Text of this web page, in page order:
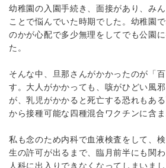
幼稚園の入園手続き、面接があり、み
ことで悩んでいた時期でした。幼稚園
のかが心配で多少無理をしてでも公園
た。
そんな中、旦那さんがかかったのが「
す。大人がかかっても、咳がひどい風
が、乳児がかかると死亡する恐れもあ
から接種可能な四種混合ワクチンに含ま
私も念のため内科で血液検査をして、
生の許可が出るまで、臨月前半にも関
人科に出入りできなくなってしまいまし